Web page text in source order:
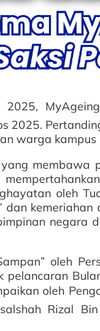
2025.
warga kampus
membawa
oleh
dan
negara
oleh
oleh
Rizal